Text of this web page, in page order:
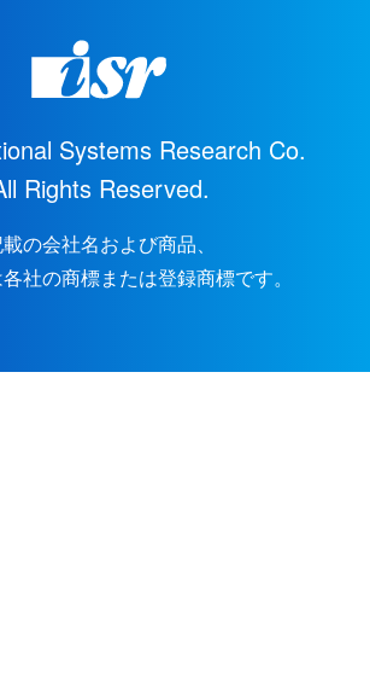
Systems Research Co.
Rights Reserved.
の会社名および商品、
社の商標または登録商標です。